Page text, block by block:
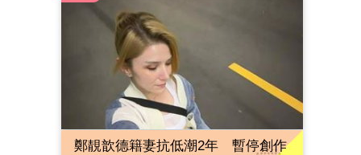
鄭靚歆德籍妻抗低潮2年 暫停創作